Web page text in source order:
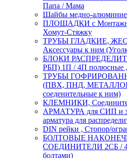
Папа / Мама
Шайбы медно-
ПЛОЩАДКИ с
Хомут-Стяжку
ТРУБЫ ГЛАДКИЕ,
Аксессуары к ним
БЛОКИ
РБП) 1П / 4П полюсные ,
ТРУБЫ
(ПВХ, ПНД,
соеденительные к ним)
КЛЕМНИКИ,
АРМАТУРА для СИП и
арматура для
DIN рейки , Стопор/
БОЛТОВЫЕ
СОЕДИНИТЕЛИ 2СБ /
болтами)